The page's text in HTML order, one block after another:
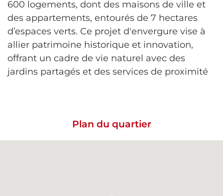
600 logements, dont des maisons de ville et
des appartements, entourés de 7 hectares
d’espaces verts. Ce projet d'envergure vise à
allier patrimoine historique et innovation,
offrant un cadre de vie naturel avec des
jardins partagés et des services de proximité
Plan du quartier